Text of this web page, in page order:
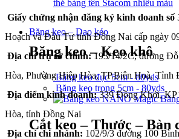
thẻ bảng tên Stacom nhiều màu
Băng keo – Dao kéo
Băng keo – Keo khô
Băng keo đục 5cm - 80yds
Băng keo trong 5cm - 80yds
Cắt keo – Thước – Bàn
Giấy chứng nhận đăng ký kinh doanh số
Hoạch và Đầu Tư tỉnh Đồng Nai cấp ngày
Địa chỉ trụ sở chính:193/14/2C, đường
Hòa, Phường Hiệp Hòa, TP.Biên Hoà, Tỉnh
Địa điểm kinh doanh:339 Đồng Khởi,
Hòa, tỉnh Đồng Nai
Địa chỉ chi nhánh: 102/9/3 đường 100